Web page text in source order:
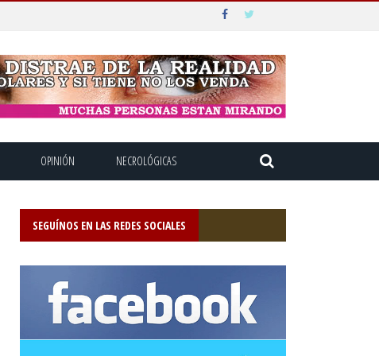
OPINIÓN NECROLÓGICAS
SEGUÍNOS EN LAS REDES SOCIALES